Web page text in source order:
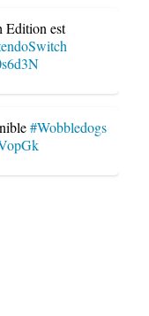
Edition est
#Wobbledogs